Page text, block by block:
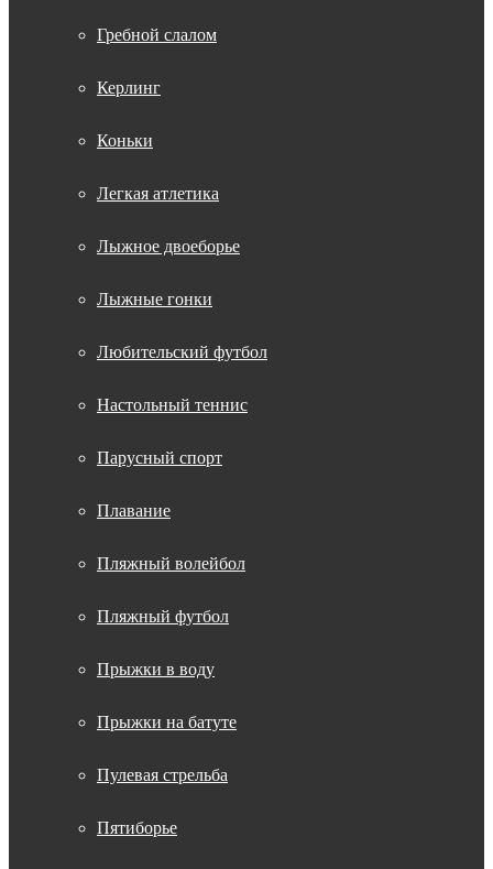
Гребной слалом
Керлинг
Коньки
Легкая атлетика
Лыжное двоеборье
Лыжные гонки
Любительский футбол
Настольный теннис
Парусный спорт
Плавание
Пляжный волейбол
Пляжный футбол
Прыжки в воду
Прыжки на батуте
Пулевая стрельба
Пятиборье